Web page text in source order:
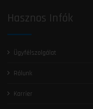
Hasznos Infók
Ügyfélszolgálat
Rólunk
Karrier